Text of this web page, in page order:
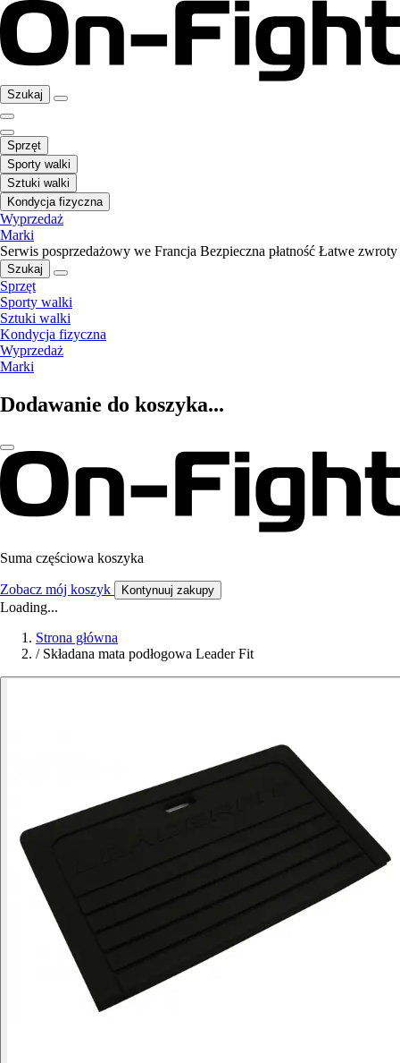
Szukaj
Sprzęt
Sporty walki
Sztuki walki
Kondycja fizyczna
Wyprzedaż
Marki
Serwis posprzedażowy we Francja Bezpieczna płatność Łatwe zwroty
Szukaj
Sprzęt
Sporty walki
Sztuki walki
Kondycja fizyczna
Wyprzedaż
Marki
Dodawanie do koszyka...
Suma częściowa koszyka
Zobacz mój koszyk Kontynuuj zakupy
Loading...
Strona główna
/ Składana mata podłogowa Leader Fit